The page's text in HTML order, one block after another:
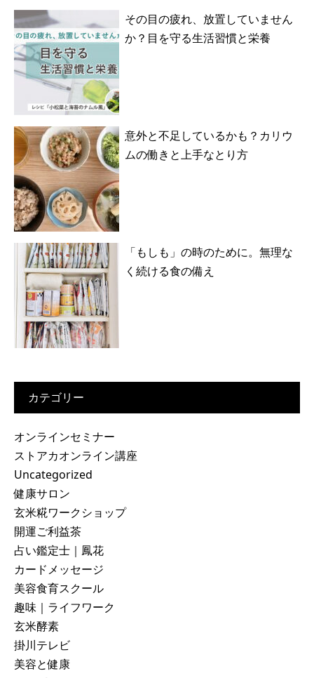
その目の疲れ、放置していません
か？目を守る生活習慣と栄養
意外と不足しているかも？カリウ
ムの働きと上手なとり方
「もしも」の時のために。無理な
く続ける食の備え
カテゴリー
オンラインセミナー
ストアカオンライン講座
Uncategorized
健康サロン
玄米糀ワークショップ
開運ご利益茶
占い鑑定士｜鳳花
カードメッセージ
美容食育スクール
趣味｜ライフワーク
玄米酵素
掛川テレビ
美容と健康